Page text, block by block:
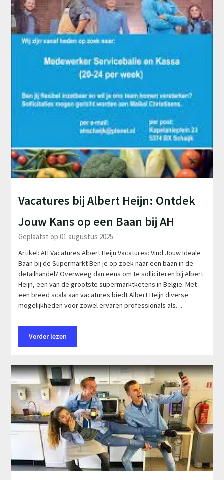
Vacatures bij Albert Heijn: Ontdek
Jouw Kans op een Baan bij AH
Geplaatst op 01 augustus 2025
Artikel: AH Vacatures Albert Heijn Vacatures: Vind Jouw Ideale
Baan bij de Supermarkt Ben je op zoek naar een baan in de
detailhandel? Overweeg dan eens om te solliciteren bij Albert
Heijn, een van de grootste supermarktketens in België. Met
een breed scala aan vacatures biedt Albert Heijn diverse
mogelijkheden voor zowel ervaren professionals als…
Verder lezen